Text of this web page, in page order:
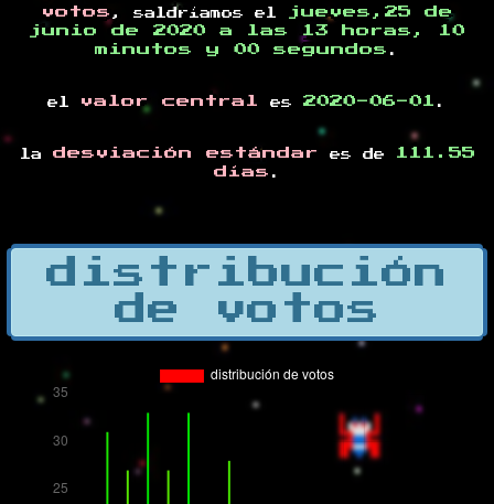
votos , saldríamos el
jueves,25 de
junio de 2020 a las 13 horas, 10
minutos y 00 segundos .
el valor central es 2020-06-01 .
la desviación estándar es de
111.55
días .
distribución
de votos